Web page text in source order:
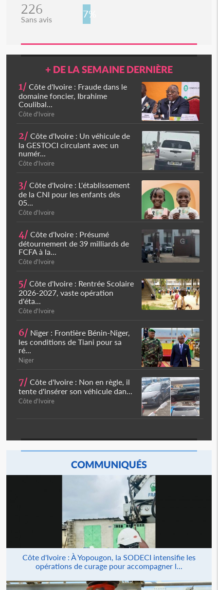
226
Sans avis 7%
+ DE LA SEMAINE DERNIÈRE
1/ Côte d'Ivoire : Fraude dans le
domaine foncier, Ibrahime
Coulibal...
Côte d'Ivoire
2/ Côte d'Ivoire : Un véhicule de
la GESTOCI circulant avec un
numér...
Côte d'Ivoire
3/ Côte d'Ivoire : L'établissement
de la CNI pour les enfants dès
05...
Côte d'Ivoire
4/ Côte d'Ivoire : Présumé
détournement de 39 milliards de
FCFA à la...
Côte d'Ivoire
5/ Côte d'Ivoire : Rentrée Scolaire
2026-2027, vaste opération
d'éta...
Côte d'Ivoire
6/ Niger : Frontière Bénin-Niger,
les conditions de Tiani pour sa
ré...
Niger
7/ Côte d'Ivoire : Non en règle, il
tente d'insérer son véhicule dan...
Côte d'Ivoire
COMMUNIQUÉS
Côte d'Ivoire : À Yopougon, la SODECI intensifie les
opérations de curage pour accompagner l...